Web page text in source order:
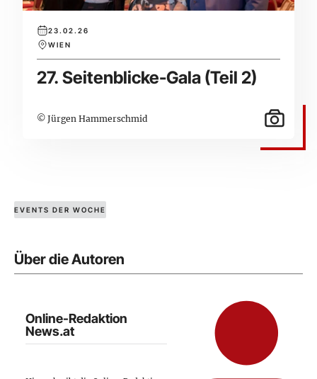
23.02.26
WIEN
27. Seitenblicke-Gala (Teil 2)
© Jürgen Hammerschmid
EVENTS DER WOCHE
Über die Autoren
Online-Redaktion
News.at